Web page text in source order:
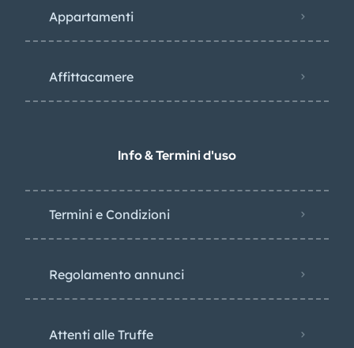
Appartamenti
Affittacamere
Info & Termini d'uso
Termini e Condizioni
Regolamento annunci
Attenti alle Truffe